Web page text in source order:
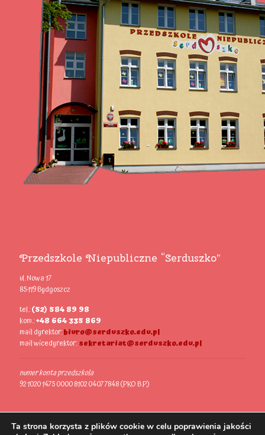
Przedszkole Niepubliczne “Serduszko”
ul. Nowa 17
85-119 Bydgoszcz
tel.:(52) 584 89 98
kom.:+48 664 335 869
mail dyrektor:biuro@serduszko.edu.pl
mail wicedyrektor:sekretariat@serduszko.edu.pl
numer konta przedszkola
92 1020 1475 0000 8102 0407 7848 (PKO B.P.)
Ta strona korzysta z plików cookie w celu poprawienia jakości